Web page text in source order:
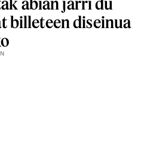
billeteen diseinua